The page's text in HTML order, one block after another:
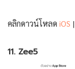
คลิกดาวน์โหลด iOS |
11. Zee5